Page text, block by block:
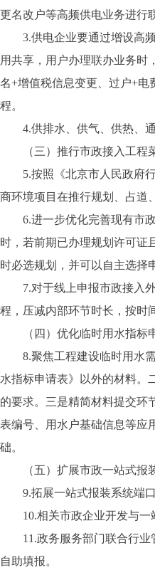
更名改户等高频供电业务进行
3.供电企业要通过增设高
用共享，用户办理联办业务时
名+增值税信息变更、过户+
程。
4.供排水、供气、供热、
（三）推行市政接入工程
5.按照《北京市人民政府
商环境项目在推行规划、占道
6.进一步优化完善现有市
时，若前期已办理规划许可证
时必选规划，并可以自主选择
7.对于线上申报市政接入
程，压减内部环节时长，按时
（四）优化临时用水指
8.聚焦工程建设临时用水
水指标申请表》以外的材料。
的要求。三是精简材料提交环
表编号、用水户基础信息等应
础。
（五）扩展市政一站式报
9.拓展一站式报装系统端
10.相关市政企业开发与
11.政务服务部门联合行
自助填报。